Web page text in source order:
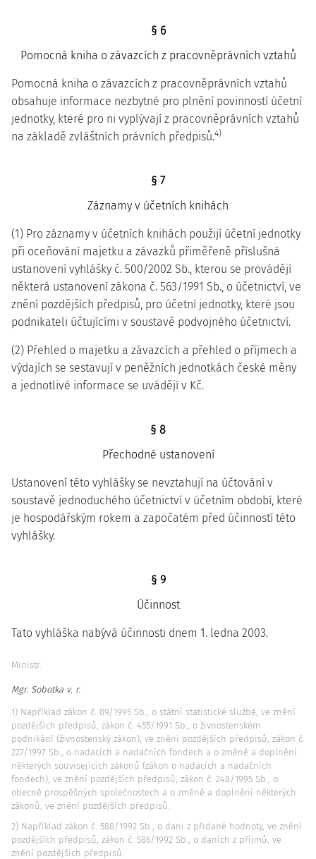
§ 6
Pomocná kniha o závazcích z pracovněprávních vztahů
Pomocná kniha o závazcích z pracovněprávních vztahů
obsahuje informace nezbytné pro plnění povinností účetní
jednotky, které pro ni vyplývají z pracovněprávních vztahů
na základě zvláštních právních předpisů.4)
§ 7
Záznamy v účetních knihách
(1) Pro záznamy v účetních knihách použijí účetní jednotky
při oceňování majetku a závazků přiměřeně příslušná
ustanovení vyhlášky č. 500/2002 Sb., kterou se provádějí
některá ustanovení zákona č. 563/1991 Sb., o účetnictví, ve
znění pozdějších předpisů, pro účetní jednotky, které jsou
podnikateli účtujícími v soustavě podvojného účetnictví.
(2) Přehled o majetku a závazcích a přehled o příjmech a
výdajích se sestavují v peněžních jednotkách české měny
a jednotlivé informace se uvádějí v Kč.
§ 8
Přechodné ustanovení
Ustanovení této vyhlášky se nevztahují na účtování v
soustavě jednoduchého účetnictví v účetním období, které
je hospodářským rokem a započatém před účinností této
vyhlášky.
§ 9
Účinnost
Tato vyhláška nabývá účinnosti dnem 1. ledna 2003.
Ministr:
Mgr. Sobotka v. r.
1) Například zákon č. 89/1995 Sb., o státní statistické službě, ve znění
pozdějších předpisů, zákon č. 455/1991 Sb., o živnostenském
podnikání (živnostenský zákon), ve znění pozdějších předpisů, zákon č.
227/1997 Sb., o nadacích a nadačních fondech a o změně a doplnění
některých souvisejících zákonů (zákon o nadacích a nadačních
fondech), ve znění pozdějších předpisů, zákon č. 248/1995 Sb., o
obecně prospěšných společnostech a o změně a doplnění některých
zákonů, ve znění pozdějších předpisů.
2) Například zákon č. 588/1992 Sb., o dani z přidané hodnoty, ve znění
pozdějších předpisů, zákon č. 586/1992 Sb., o daních z příjmů, ve
znění pozdějších předpisů.